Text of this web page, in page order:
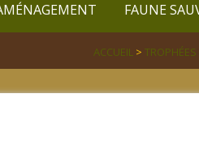
FAUNE
ACCUEIL >TROPHÉES